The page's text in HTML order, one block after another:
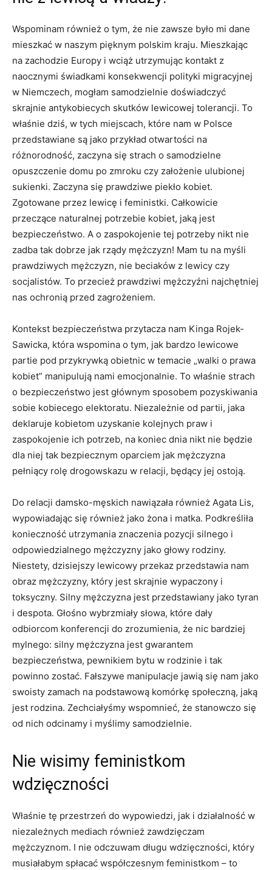
Wspominam również o tym, że nie zawsze było mi dane
mieszkać w naszym pięknym polskim kraju. Mieszkając
na zachodzie Europy i wciąż utrzymując kontakt z
naocznymi świadkami konsekwencji polityki migracyjnej
w Niemczech, mogłam samodzielnie doświadczyć
skrajnie antykobiecych skutków lewicowej tolerancji. To
właśnie dziś, w tych miejscach, które nam w Polsce
przedstawiane są jako przykład otwartości na
różnorodność, zaczyna się strach o samodzielne
opuszczenie domu po zmroku czy założenie ulubionej
sukienki. Zaczyna się prawdziwe piekło kobiet.
Zgotowane przez lewicę i feministki. Całkowicie
przeczące naturalnej potrzebie kobiet, jaką jest
bezpieczeństwo. A o zaspokojenie tej potrzeby nikt nie
zadba tak dobrze jak rządy mężczyzn! Mam tu na myśli
prawdziwych mężczyzn, nie beciaków z lewicy czy
socjalistów. To przecież prawdziwi mężczyźni najchętniej
nas ochronią przed zagrożeniem.
Kontekst bezpieczeństwa przytacza nam Kinga Rojek-
Sawicka, która wspomina o tym, jak bardzo lewicowe
partie pod przykrywką obietnic w temacie „walki o prawa
kobiet” manipulują nami emocjonalnie. To właśnie strach
o bezpieczeństwo jest głównym sposobem pozyskiwania
sobie kobiecego elektoratu. Niezależnie od partii, jaka
deklaruje kobietom uzyskanie kolejnych praw i
zaspokojenie ich potrzeb, na koniec dnia nikt nie będzie
dla niej tak bezpiecznym oparciem jak mężczyzna
pełniący rolę drogowskazu w relacji, będący jej ostoją.
Do relacji damsko-męskich nawiązała również Agata Lis,
wypowiadając się również jako żona i matka. Podkreśliła
konieczność utrzymania znaczenia pozycji silnego i
odpowiedzialnego mężczyzny jako głowy rodziny.
Niestety, dzisiejszy lewicowy przekaz przedstawia nam
obraz mężczyzny, który jest skrajnie wypaczony i
toksyczny. Silny mężczyzna jest przedstawiany jako tyran
i despota. Głośno wybrzmiały słowa, które dały
odbiorcom konferencji do zrozumienia, że nic bardziej
mylnego: silny mężczyzna jest gwarantem
bezpieczeństwa, pewnikiem bytu w rodzinie i tak
powinno zostać. Fałszywe manipulacje jawią się nam jako
swoisty zamach na podstawową komórkę społeczną, jaką
jest rodzina. Zechciałyśmy wspomnieć, że stanowczo się
od nich odcinamy i myślimy samodzielnie.
Nie wisimy feministkom
wdzięczności
Właśnie tę przestrzeń do wypowiedzi, jak i działalność w
niezależnych mediach również zawdzięczam
mężczyznom. I nie odczuwam długu wdzięczności, który
musiałabym spłacać współczesnym feministkom – to